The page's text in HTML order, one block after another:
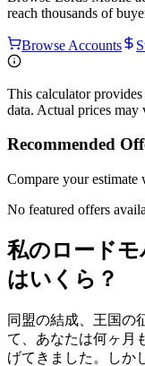
reach thousands of
Browse Accounts
This calculator provides
data. Actual prices may
Recommended
Compare your
No featured offers
私のロード
はいくら？
同盟の結成、王国の
て、あなたは何ヶ月
げてきました。しか